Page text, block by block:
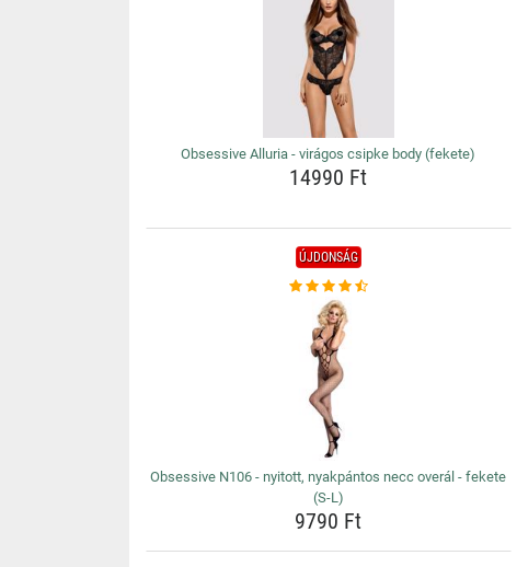
Obsessive Alluria - virágos csipke body (fekete)
14990 Ft
ÚJDONSÁG
Obsessive N106 - nyitott, nyakpántos necc overál - fekete
(S-L)
9790 Ft